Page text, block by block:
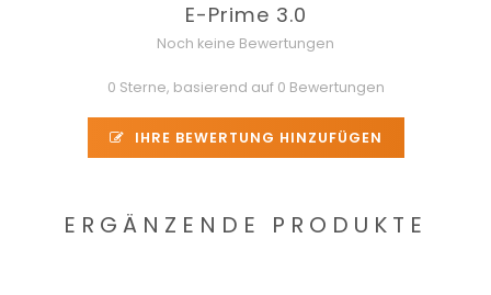
E-Prime 3.0
Noch keine Bewertungen
0 Sterne, basierend auf 0 Bewertungen
IHRE BEWERTUNG HINZUFÜGEN
ERGÄNZENDE PRODUKTE